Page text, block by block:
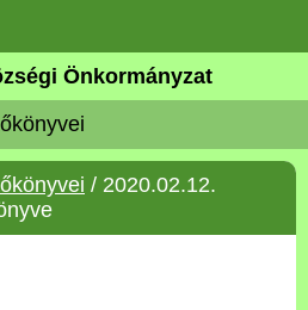
Önkormányzat
/ 2020.02.12.